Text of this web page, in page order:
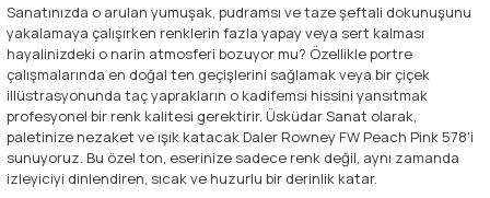
Sanatınızda o arulan yumuşak, pudramsı ve taze şeftali dokunuşunu
yakalamaya çalışırken renklerin fazla yapay veya sert kalması
hayalinizdeki o narin atmosferi bozuyor mu? Özellikle portre
çalışmalarında en doğal ten geçişlerini sağlamak veya bir çiçek
illüstrasyonunda taç yaprakların o kadifemsi hissini yansıtmak
profesyonel bir renk kalitesi gerektirir. Üsküdar Sanat olarak,
paletinize nezaket ve ışık katacak Daler Rowney FW Peach Pink 578'i
sunuyoruz. Bu özel ton, eserinize sadece renk değil, aynı zamanda
izleyiciyi dinlendiren, sıcak ve huzurlu bir derinlik katar.